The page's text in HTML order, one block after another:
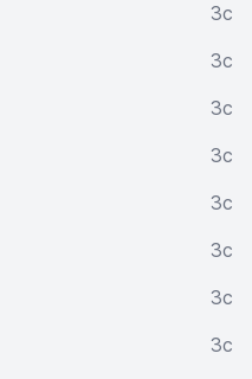
3c
3c
3c
3c
3c
3c
3c
3c